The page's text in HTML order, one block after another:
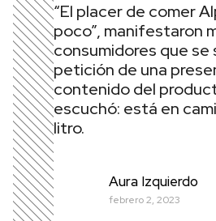
“El placer de comer
poco”, manifestaron
consumidores que se
petición de una
contenido del
escuchó: está en
litro.
Aura Izquierdo
febrero 2, 2023